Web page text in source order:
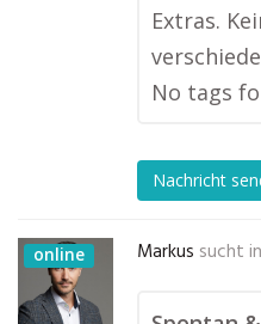
Extras.
No tags
Nachricht
online Markus sucht in